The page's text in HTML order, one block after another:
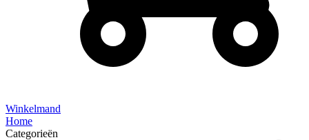
Winkelmand
Home
Categorieën